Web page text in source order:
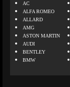
AC
ALFA ROMEO
ALLARD
AMG
ASTON MARTIN
AUDI
BENTLEY
BMW